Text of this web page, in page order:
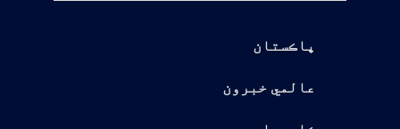
پاڪستان
عالمي خبرون